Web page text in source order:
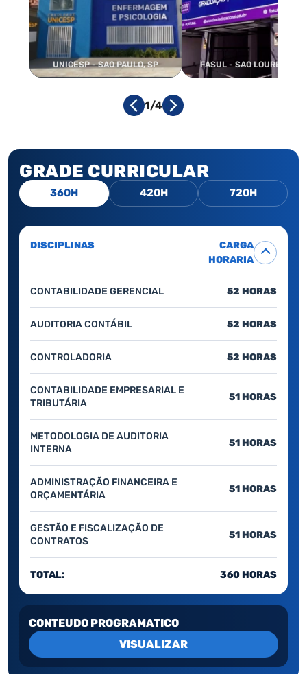
UNICESP - SAO PAULO, SP FASUL - SAO LOURENCO,
1/4
GRADE CURRICULAR
360H 420H 720H
DISCIPLINAS
CARGA
HORARIA
CONTABILIDADE GERENCIAL 52 HORAS
AUDITORIA CONTÁBIL 52 HORAS
CONTROLADORIA 52 HORAS
CONTABILIDADE EMPRESARIAL E
TRIBUTÁRIA
51 HORAS
METODOLOGIA DE AUDITORIA
INTERNA
51 HORAS
ADMINISTRAÇÃO FINANCEIRA E
ORÇAMENTÁRIA
51 HORAS
GESTÃO E FISCALIZAÇÃO DE
CONTRATOS
51 HORAS
TOTAL: 360 HORAS
CONTEUDO PROGRAMATICO
VISUALIZAR